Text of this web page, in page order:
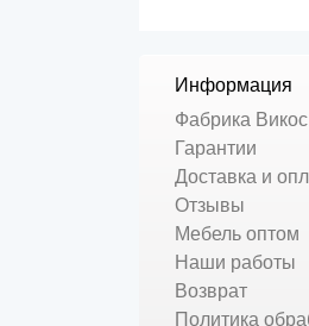
Информация
Фабрика Викос
Гарантии
Доставка и
Отзывы
Мебель оптом
Наши работы
Возврат
Политика